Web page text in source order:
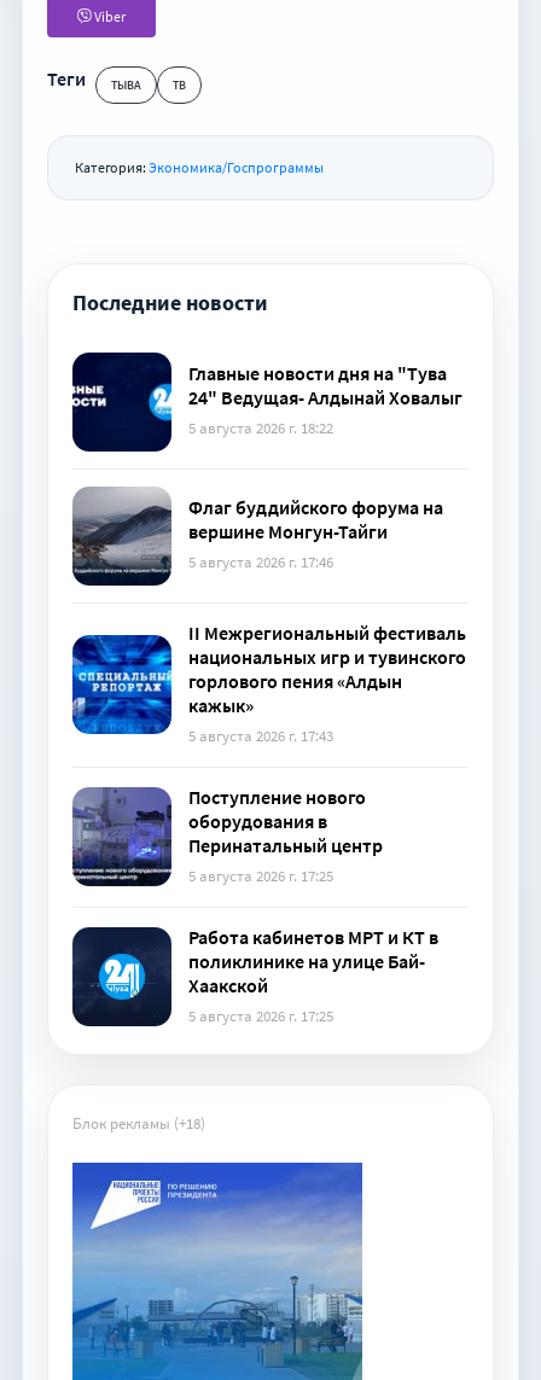
Viber
Теги ТЫВА ТВ
Категория: Экономика/Госпрограммы
Последние новости
Главные новости дня на "Тува
24" Ведущая- Алдынай Ховалыг
5 августа 2026 г. 18:22
Флаг буддийского форума на
вершине Монгун-Тайги
5 августа 2026 г. 17:46
II Межрегиональный фестиваль
национальных игр и тувинского
горлового пения «Алдын
кажык»
5 августа 2026 г. 17:43
Поступление нового
оборудования в
Перинатальный центр
5 августа 2026 г. 17:25
Работа кабинетов МРТ и КТ в
поликлинике на улице Бай-
Хаакской
5 августа 2026 г. 17:25
Блок рекламы (+18)